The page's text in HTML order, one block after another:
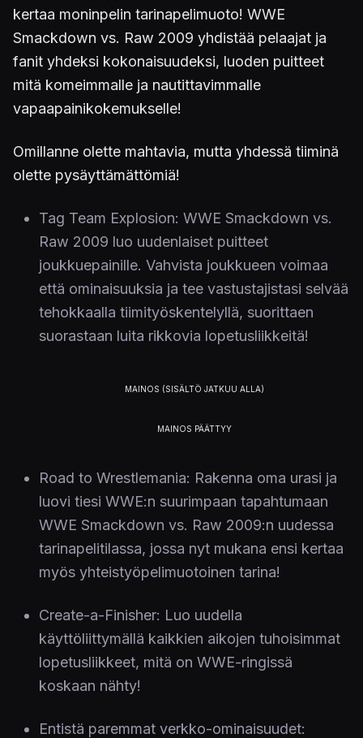
kertaa moninpelin tarinapelimuoto! WWE
Smackdown vs. Raw 2009 yhdistää pelaajat ja
fanit yhdeksi kokonaisuudeksi, luoden puitteet
mitä komeimmalle ja nautittavimmalle
vapaapainikokemukselle!
Omillanne olette mahtavia, mutta yhdessä tiiminä
olette pysäyttämättömiä!
Tag Team Explosion: WWE Smackdown vs.
Raw 2009 luo uudenlaiset puitteet
joukkuepainille. Vahvista joukkueen voimaa
että ominaisuuksia ja tee vastustajistasi selvää
tehokkaalla tiimityöskentelyllä, suorittaen
suorastaan luita rikkovia lopetusliikkeitä!
Road to Wrestlemania: Rakenna oma urasi ja
luovi tiesi WWE:n suurimpaan tapahtumaan
WWE Smackdown vs. Raw 2009:n uudessa
tarinapelitilassa, jossa nyt mukana ensi kertaa
myös yhteistyöpelimuotoinen tarina!
Create-a-Finisher: Luo uudella
käyttöliittymällä kaikkien aikojen tuhoisimmat
lopetusliikkeet, mitä on WWE-ringissä
koskaan nähty!
Entistä paremmat verkko-ominaisuudet: